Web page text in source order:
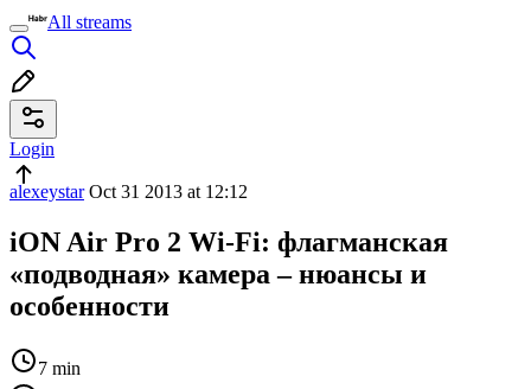
All streams
Login
alexeystarOct 31 2013 at 12:12
iON Air Pro 2 Wi-Fi: флагманская
«подводная» камера – нюансы и
особенности
7 min